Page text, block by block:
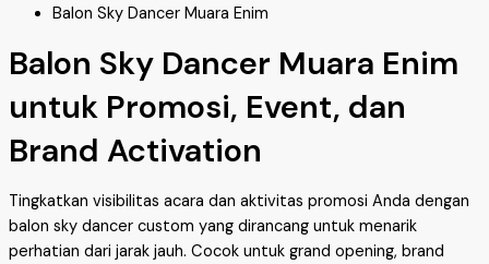
Balon Sky Dancer Muara Enim
Balon Sky Dancer Muara Enim
untuk Promosi, Event, dan
Brand Activation
Tingkatkan visibilitas acara dan aktivitas promosi Anda dengan
balon sky dancer custom yang dirancang untuk menarik
perhatian dari jarak jauh. Cocok untuk grand opening, brand